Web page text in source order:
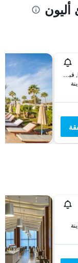
100 Nissi Avenue, آيا نابا, قبرص